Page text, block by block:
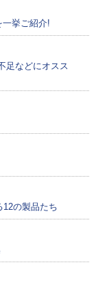
一挙ご紹介!
足などにオスス
12の製品たち